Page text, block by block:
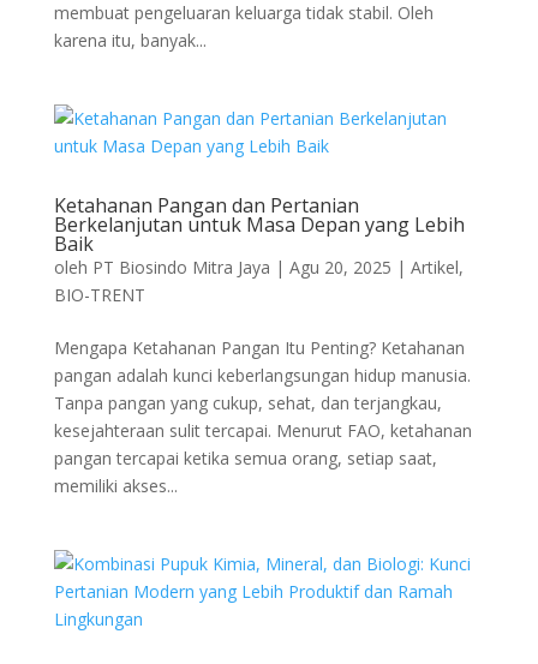
membuat pengeluaran keluarga tidak stabil. Oleh
karena itu, banyak...
Ketahanan Pangan dan Pertanian
Berkelanjutan untuk Masa Depan yang Lebih
Baik
oleh PT Biosindo Mitra Jaya | Agu 20, 2025 | Artikel,
BIO-TRENT
Mengapa Ketahanan Pangan Itu Penting? Ketahanan
pangan adalah kunci keberlangsungan hidup manusia.
Tanpa pangan yang cukup, sehat, dan terjangkau,
kesejahteraan sulit tercapai. Menurut FAO, ketahanan
pangan tercapai ketika semua orang, setiap saat,
memiliki akses...